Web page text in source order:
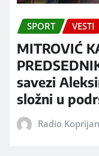
SPORT VESTI
MITROVIĆ
savezi
složni u
Radio Koprijan